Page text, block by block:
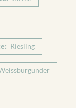
Riesling